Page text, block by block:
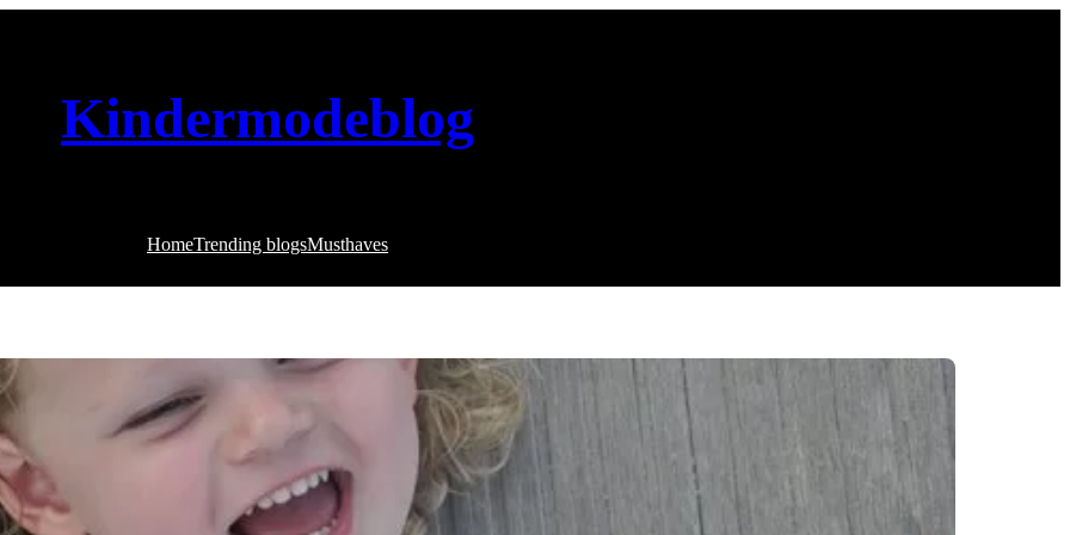
Kindermodeblog
HomeTrending blogsMusthaves